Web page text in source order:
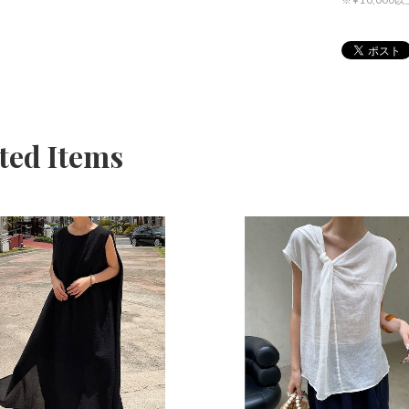
Items